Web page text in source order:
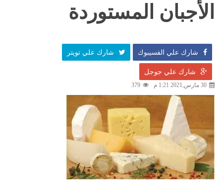
الأجبان المستوردة
شارك علي الفسيبوك شارك علي تويتر
شارك علي جوجل
30 مارس,2021 1:21 م
379